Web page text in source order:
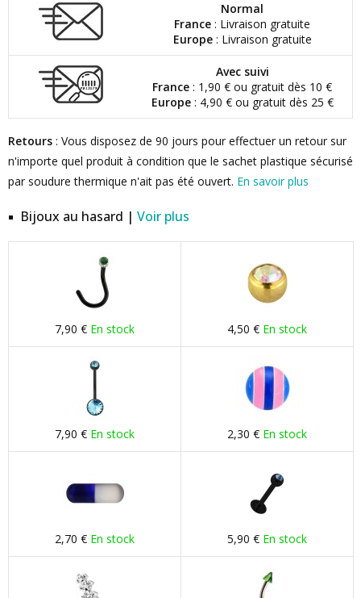
Normal
France : Livraison gratuite
Europe: Livraison gratuite
Avec suivi
France : 1,90 € ou gratuit dès 10 €
Europe: 4,90 € ou gratuit dès 25 €
Retours : Vous disposez de 90 jours pour effectuer un retour sur
n'importe quel produit à condition que le sachet plastique sécurisé
par soudure thermique n'ait pas été ouvert. En savoir plus
Bijoux au hasard | Voir plus
7,90 € En stock 4,50 € En stock
7,90 € En stock 2,30 € En stock
2,70 € En stock 5,90 € En stock